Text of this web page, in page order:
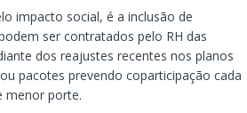
impacto social, é a inclusão de
ser contratados pelo RH das
dos reajustes recentes nos planos
pacotes prevendo coparticipação cada
menor porte.